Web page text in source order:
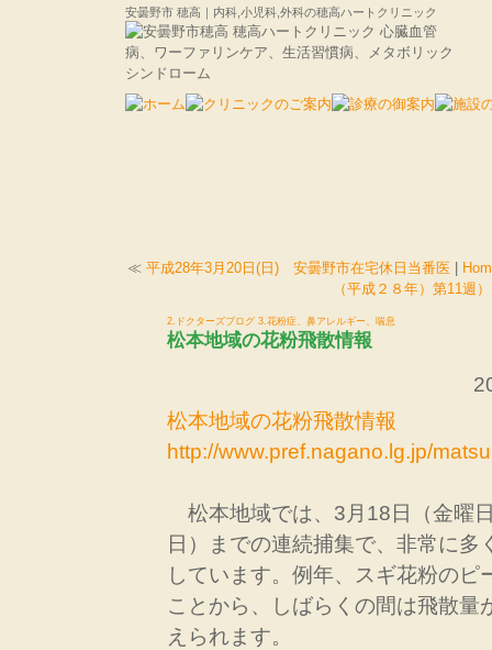
安曇野市 穂高｜内科,小児科,外科の穂高ハートクリニック
≪ 平成28年3月20日(日) 安曇野市在宅休日当番医|
（平成２８年）第11週）
2.ドクターズブログ 3.花粉症、鼻アレルギー、喘息
松本地域の花粉飛散情報
松本地域の花粉飛散情報
http://www.pref.nagano.lg.jp/
松本地域では、3月18日（金曜
日）までの連続捕集で、非常に多
しています。例年、スギ花粉のピ
ことから、しばらくの間は飛散量
えられます。